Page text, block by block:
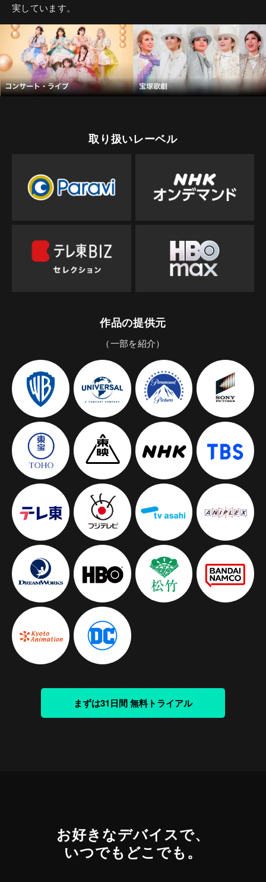
実しています。
取り扱いレーベル
作品の提供元
（一部を紹介）
まずは31日間 無料トライアル
お好きなデバイスで、
いつでもどこでも。